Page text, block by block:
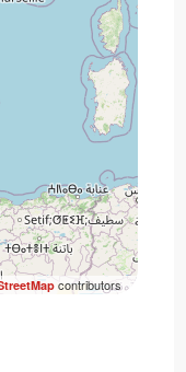
contributors